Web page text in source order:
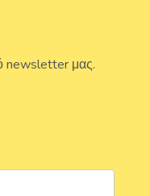
newsletter μας.